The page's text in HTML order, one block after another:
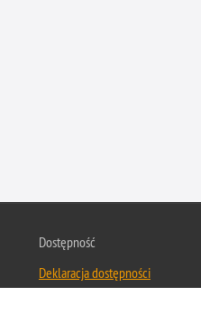
Dostępność
Deklaracja dostępności